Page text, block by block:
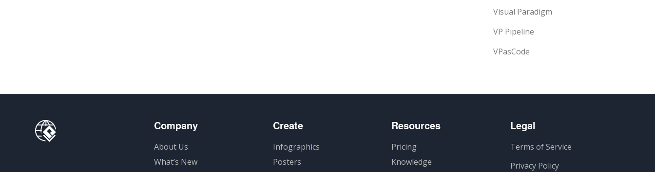
Visual Paradigm
VP Pipeline
VPasCode
Company
About Us
What’s New
Create
Infographics
Posters
Resources
Pricing
Knowledge
Legal
Terms of Service
Privacy Policy